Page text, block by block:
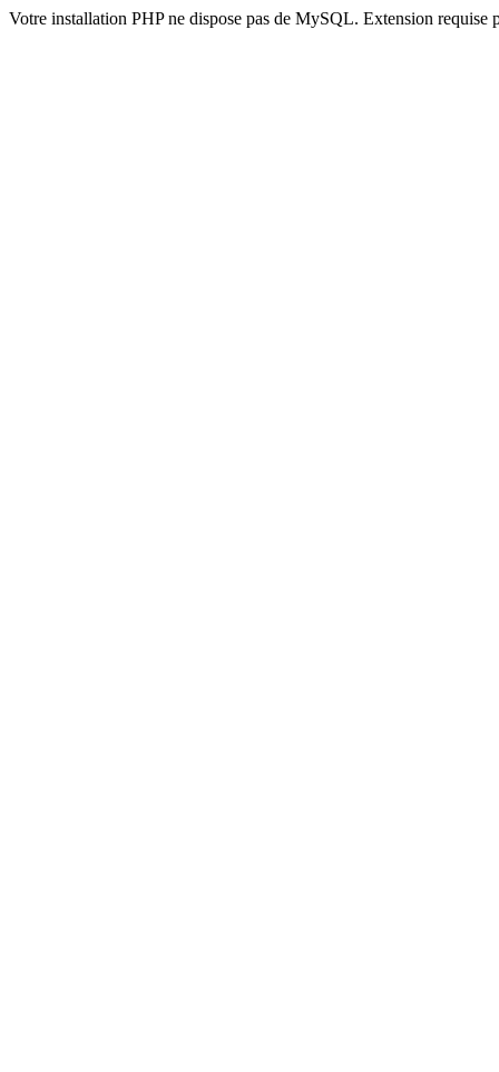
Votre installation PHP ne dispose pas de MySQL. Extension requise